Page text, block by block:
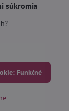
súkromia
Funkčné